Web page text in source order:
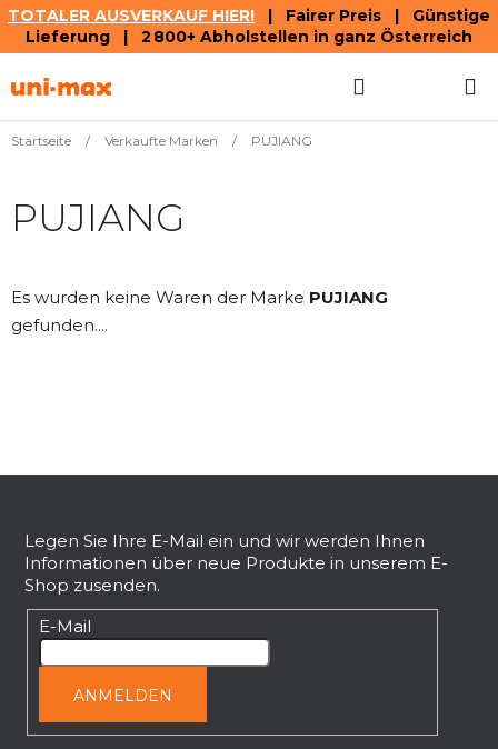
TOTALER AUSVERKAUF HIER! | Fairer Preis | Günstige
Lieferung | 2 800+ Abholstellen in ganz Österreich
Inhalt
Startseite / Verkaufte Marken / PUJIANG
PUJIANG
Es wurden keine Waren der Marke PUJIANG
gefunden....
Legen Sie Ihre E-Mail ein und wir werden Ihnen
Informationen über neue Produkte in unserem E-
Shop zusenden.
E-Mail
ANMELDEN